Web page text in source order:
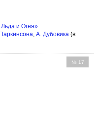
и Огня».
, А. Дубовика (в
№ 17